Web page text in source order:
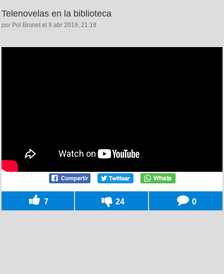
Telenovelas en la biblioteca
por Pol Brunet el 9 abr 2019, 21:19
7 24 0